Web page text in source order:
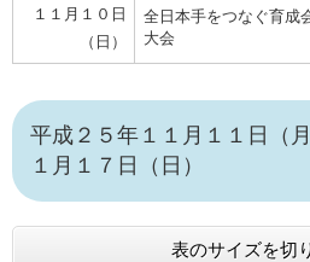
１１月１０日
（日）
全日本手をつなぐ育成
大会
平成２５年１１月１１日（
１月１７日（日）
表のサイズを切